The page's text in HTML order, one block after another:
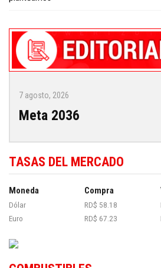
7 agosto, 2026
Meta 2036
TASAS DEL MERCADO
Moneda Compra
Dólar RD$ 58.18
Euro
RD$ 67.23